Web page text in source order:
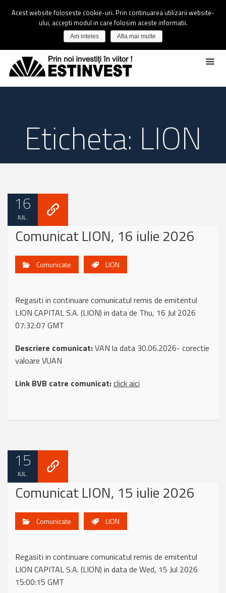
Eticheta: LION
16
IUL.
Comunicat LION, 16 iulie 2026
Comunicate LION
Regasiti in continuare comunicatul remis de emitentul
LION CAPITAL S.A. (LION) in data de Thu, 16 Jul 2026
07:32:07 GMT
Descriere comunicat:VAN la data 30.06.2026- corectie
valoare VUAN
Link BVB catre comunicat:click aici
15
IUL.
Comunicat LION, 15 iulie 2026
Comunicate LION
Regasiti in continuare comunicatul remis de emitentul
LION CAPITAL S.A. (LION) in data de Wed, 15 Jul 2026
15:00:15 GMT
Acest website foloseste cookie-uri. Prin continuarea utilizarii website-
ului, accepti modul in care folosim aceste informatii.
Am inteles Afla mai multe